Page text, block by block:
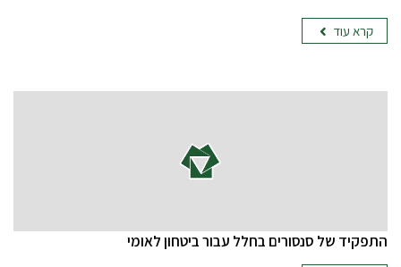
קרא עוד
התפקיד של סנסורים בחלל עבור ביטחון לאומי